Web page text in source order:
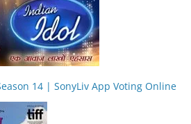
14 | SonyLiv App Voting Online